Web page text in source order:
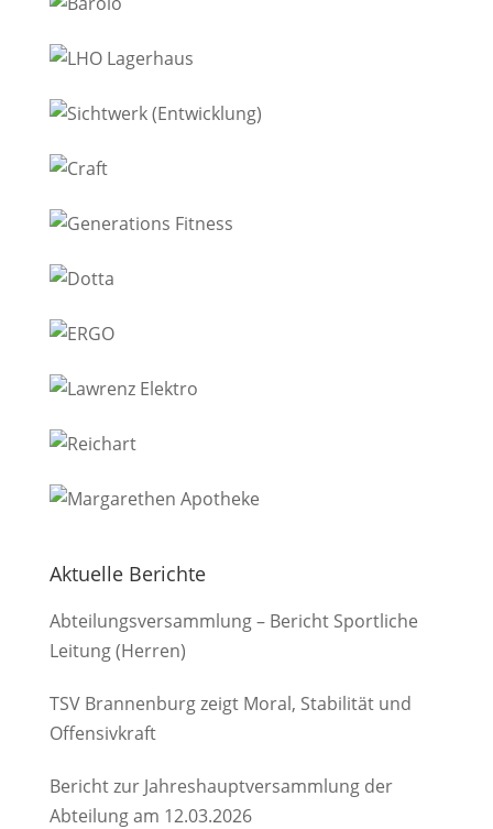
Aktuelle Berichte
Abteilungsversammlung – Bericht Sportliche
Leitung (Herren)
TSV Brannenburg zeigt Moral, Stabilität und
Offensivkraft
Bericht zur Jahreshauptversammlung der
Abteilung am 12.03.2026